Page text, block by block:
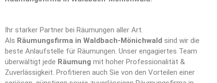
Ihr starker Partner bei Räumungen aller Art.
Als Räumungsfirma in Waldbach-Mönichwald sind wir die
beste Anlaufstelle für Räumungen. Unser engagiertes Team
überwältigt jede Räumung mit hoher Professionalität &
Zuverlässigkeit. Profitieren auch Sie von den Vorteilen einer